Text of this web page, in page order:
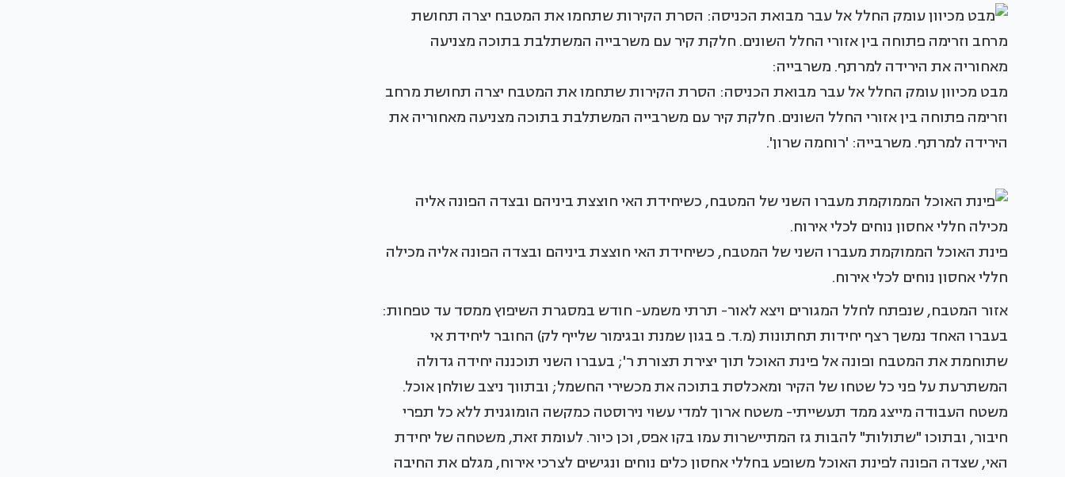
מבט מכיוון עומק החלל אל עבר מבואת הכניסה: הסרת הקירות שתחמו את המטבח יצרה תחושת מרחב
וזרימה פתוחה בין אזורי החלל השונים. חלקת קיר עם משרבייה המשתלבת בתוכה מצניעה מאחוריה את
הירידה למרתף. משרבייה: 'רוחמה שרון'.
פינת האוכל הממוקמת מעברו השני של המטבח, כשיחידת האי חוצצת ביניהם ובצדה הפונה אליה מכילה
חללי אחסון נוחים לכלי אירוח.
אזור המטבח, שנפתח לחלל המגורים ויצא לאור- תרתי משמע- חודש במסגרת השיפוץ ממסד עד טפחות:
בעברו האחד נמשך רצף יחידות תחתונות (מ.ד. פ בגון שמנת ובגימור שלייף לק) החובר ליחידת אי
שתוחמת את המטבח ופונה אל פינת האוכל תוך יצירת תצורת ר'; בעברו השני תוכננה יחידה גדולה
המשתרעת על פני כל שטחו של הקיר ומאכלסת בתוכה את מכשירי החשמל; ובתווך ניצב שולחן אוכל.
משטח העבודה מייצג ממד תעשייתי- משטח ארוך למדי עשוי נירוסטה כמקשה הומוגנית ללא כל תפרי
חיבור, ובתוכו "שתולות" להבות גז המתיישרות עמו בקו אפס, וכן כיור. לעומת זאת, משטחה של יחידת
האי, שצדה הפונה לפינת האוכל משופע בחללי אחסון כלים נוחים ונגישים לצרכי אירוח, מגלם את החיבה